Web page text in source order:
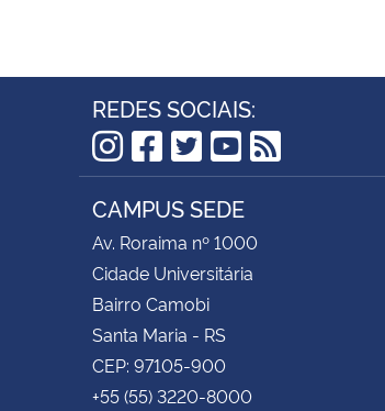
REDES SOCIAIS:
Instagram
Facebook
Twitter
YouTube
RSS
CAMPUS SEDE
Av. Roraima nº 1000
Cidade Universitária
Bairro Camobi
Santa Maria - RS
CEP: 97105-900
+55 (55) 3220-8000